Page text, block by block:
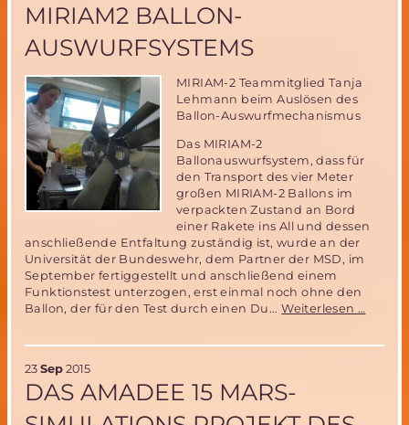
oder
nicht?
MIRIAM2 BALLON-
AUSWURFSYSTEMS
MIRIAM-2 Teammitglied Tanja
Lehmann beim Auslösen des
Ballon-Auswurfmechanismus
Das MIRIAM-2
Ballonauswurfsystem, dass für
den Transport des vier Meter
großen MIRIAM-2 Ballons im
verpackten Zustand an Bord
einer Rakete ins All und dessen
anschließende Entfaltung zuständig ist, wurde an der
Universität der Bundeswehr, dem Partner der MSD, im
September fertiggestellt und anschließend einem
Funktionstest unterzogen, erst einmal noch ohne den
Ballon, der für den Test durch einen Du...Weiterlesen …
23 Sep 2015
DAS AMADEE 15 MARS-